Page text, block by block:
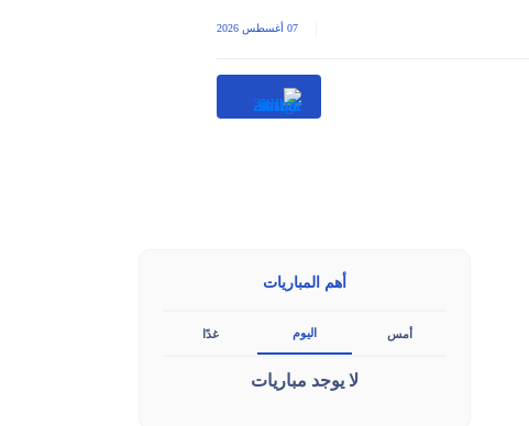
07 أغسطس 2026
أهم المباريات
أمس اليوم غدًا
لا يوجد مباريات